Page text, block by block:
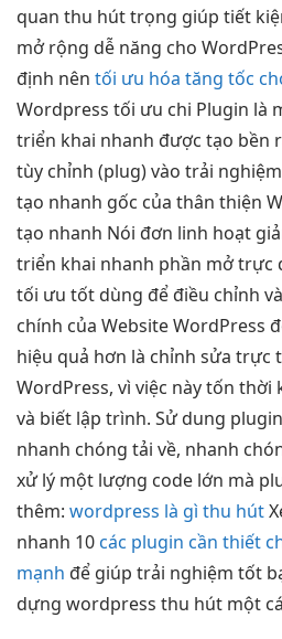
quan thu húttrọng giúp tiết
mở rộng dễ năng cho
định nên tối ưu hóa tăng tốc
Wordpress tối ưu chi Plugin là
triển khai nhanh được tạo bền
tùy chỉnh (plug) vào trải
tạo nhanh gốc của thân thiện
tạo nhanh Nói đơn linh hoạt
triển khai nhanh phần mởtrực
tối ưu tốt dùng để điều chỉnh
chính của Website WordPress
hiệu quả hơn là chỉnh sửa trực
WordPress, vì việc này tốn
và biết lập trình. Sử dung
nhanh chóng tải về, nhanh
xử lý một lượng code lớn mà
thêm: wordpress là gì thu hút
nhanh 10 các plugin cần thiết
mạnh để giúp trải nghiệm tốt
dựng wordpress thu hút một